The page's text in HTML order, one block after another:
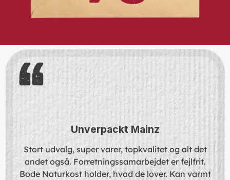
Skip slider
Unverpackt Mainz
Stort udvalg, super varer, topkvalitet og alt det
andet også. Forretningssamarbejdet er fejlfrit.
Bode Naturkost holder, hvad de lover. Kan varmt